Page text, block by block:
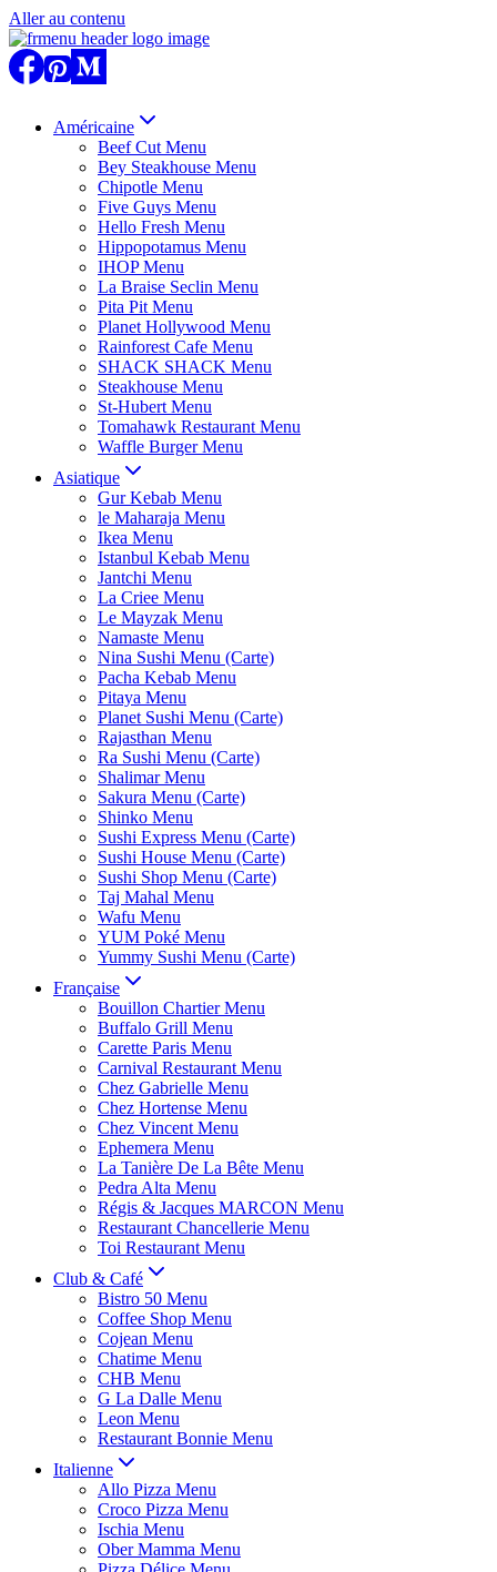
Aller au contenu
Américaine
Beef Cut Menu
Bey Steakhouse Menu
Chipotle Menu
Five Guys Menu
Hello Fresh Menu
Hippopotamus Menu
IHOP Menu
La Braise Seclin Menu
Pita Pit Menu
Planet Hollywood Menu
Rainforest Cafe Menu
SHACK SHACK Menu
Steakhouse Menu
St-Hubert Menu
Tomahawk Restaurant Menu
Waffle Burger Menu
Asiatique
Gur Kebab Menu
le Maharaja Menu
Ikea Menu
Istanbul Kebab Menu
Jantchi Menu
La Criee Menu
Le Mayzak Menu
Namaste Menu
Nina Sushi Menu (Carte)
Pacha Kebab Menu
Pitaya Menu
Planet Sushi Menu (Carte)
Rajasthan Menu
Ra Sushi Menu (Carte)
Shalimar Menu
Sakura Menu (Carte)
Shinko Menu
Sushi Express Menu (Carte)
Sushi House Menu (Carte)
Sushi Shop Menu (Carte)
Taj Mahal Menu
Wafu Menu
YUM Poké Menu
Yummy Sushi Menu (Carte)
Française
Bouillon Chartier Menu
Buffalo Grill Menu
Carette Paris Menu
Carnival Restaurant Menu
Chez Gabrielle Menu
Chez Hortense Menu
Chez Vincent Menu
Ephemera Menu
La Tanière De La Bête Menu
Pedra Alta Menu
Régis & Jacques MARCON Menu
Restaurant Chancellerie Menu
Toi Restaurant Menu
Club & Café
Bistro 50 Menu
Coffee Shop Menu
Cojean Menu
Chatime Menu
CHB Menu
G La Dalle Menu
Leon Menu
Restaurant Bonnie Menu
Italienne
Allo Pizza Menu
Croco Pizza Menu
Ischia Menu
Ober Mamma Menu